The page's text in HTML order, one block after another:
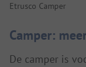
Etrusco Camper
Camper:
De camper is